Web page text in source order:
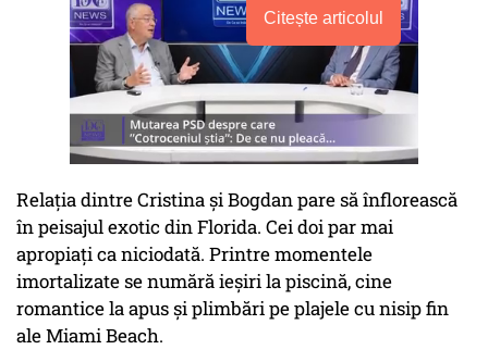
Citește articolul
Relația dintre Cristina și Bogdan pare să înflorească
în peisajul exotic din Florida. Cei doi par mai
apropiați ca niciodată. Printre momentele
imortalizate se numără ieșiri la piscină, cine
romantice la apus și plimbări pe plajele cu nisip fin
ale Miami Beach.